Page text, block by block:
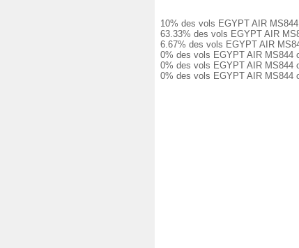
10% des vols EGYPT AIR
63.33% des vols EGYPT AIR
6.67% des vols EGYPT AIR
0% des vols EGYPT AIR MS844
0% des vols EGYPT AIR MS844
0% des vols EGYPT AIR MS844